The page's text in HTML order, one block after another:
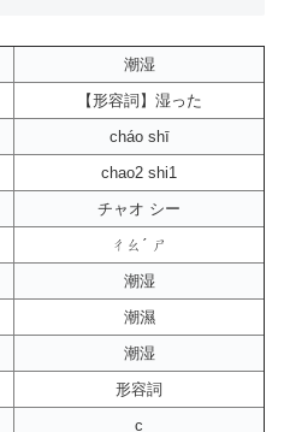
潮湿
【形容詞】湿った
cháo shī
chao2 shi1
チャオ シー
ㄔㄠˊ ㄕ
潮湿
潮濕
潮湿
形容詞
c